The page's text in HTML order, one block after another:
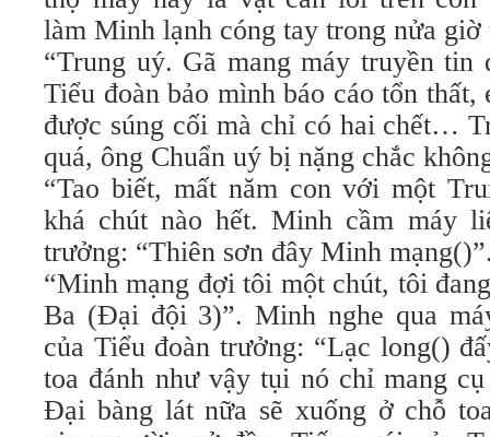
làm Minh lạnh cóng tay trong nửa giờ
“Trung uý. Gã mang máy truyền tin
Tiểu đoàn bảo mình báo cáo tổn
được súng cối mà chỉ có hai chết…
quá, ông Chuẩn uý bị nặng chắc
“Tao biết, mất năm con với một
khá chút nào hết. Minh cầm máy
trưởng: “Thiên sơn đây Minh
“Minh mạng đợi tôi một chút, tôi
Ba (Đại đội 3)”. Minh nghe qua
của Tiểu đoàn trưởng: “Lạc long()
toa đánh như vậy tụi nó chỉ mang
Đại bàng lát nữa sẽ xuống ở chỗ